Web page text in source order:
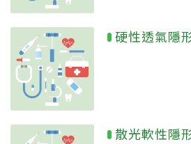
硬性透氣隱
散光軟性隱